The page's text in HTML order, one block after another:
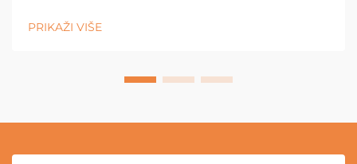
PRIKAŽI VIŠE